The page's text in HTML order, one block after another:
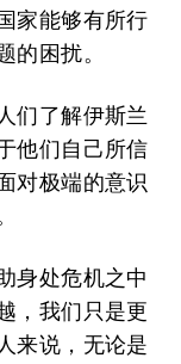
家能够有所行
的困扰。
们了解伊斯兰
他们自己所信
对极端的意识
身处危机之中
，我们只是更
来说，无论是